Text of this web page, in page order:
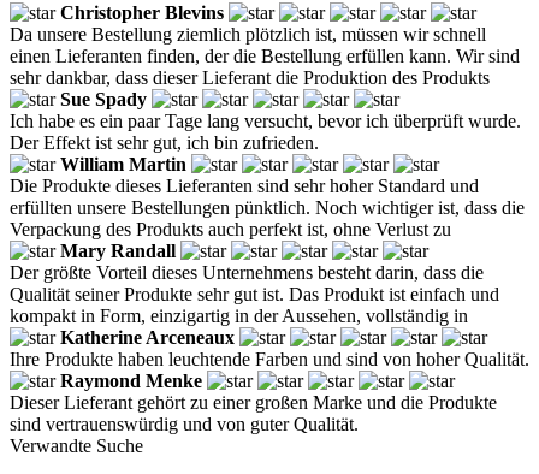
Christopher Blevins
Da unsere Bestellung ziemlich plötzlich ist, müssen wir schnell
einen Lieferanten finden, der die Bestellung erfüllen kann. Wir sind
sehr dankbar, dass dieser Lieferant die Produktion des Produkts
Sue Spady
Ich habe es ein paar Tage lang versucht, bevor ich überprüft wurde.
Der Effekt ist sehr gut, ich bin zufrieden.
William Martin
Die Produkte dieses Lieferanten sind sehr hoher Standard und
erfüllten unsere Bestellungen pünktlich. Noch wichtiger ist, dass die
Verpackung des Produkts auch perfekt ist, ohne Verlust zu
Mary Randall
Der größte Vorteil dieses Unternehmens besteht darin, dass die
Qualität seiner Produkte sehr gut ist. Das Produkt ist einfach und
kompakt in Form, einzigartig in der Aussehen, vollständig in
Katherine Arceneaux
Ihre Produkte haben leuchtende Farben und sind von hoher Qualität.
Raymond Menke
Dieser Lieferant gehört zu einer großen Marke und die Produkte
sind vertrauenswürdig und von guter Qualität.
Verwandte Suche